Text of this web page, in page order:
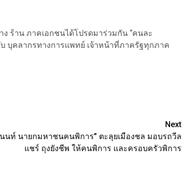
ร้าน ภาคเอกชนได้โปรดมาร่วมกัน “คนละ
บุคลากรทางการแพทย์ เจ้าหน้าที่ภาครัฐทุกภาค
Next
นท์ นายกมหาชนคนพิการ” ตะลุยเมืองชล มอบรถวีล
แชร์ ถุงยังชีพ ให้คนพิการ และครอบครัวพิการ